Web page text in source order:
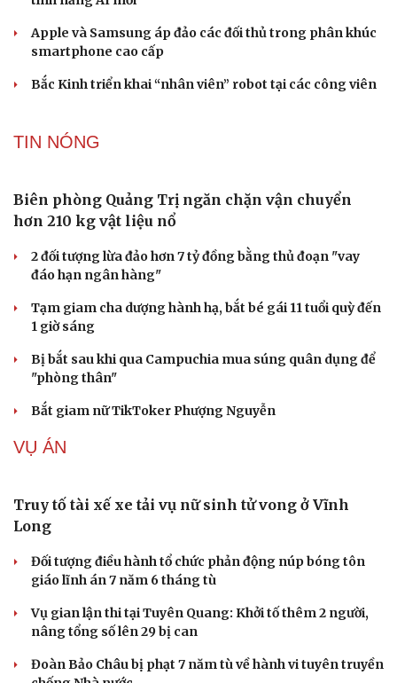
mưa lớn
TIN CÔNG NGHỆ
Microsoft tăng tốc đầu tư hạ tầng AI tại Ấn Độ
tính năng AI mới
Apple và Samsung áp đảo các đối thủ trong phân khúc
Bắc Kinh triển khai “nhân viên” robot tại các công viên
TIN NÓNG
Biên phòng Quảng Trị ngăn chặn vận chuyển
hơn 210 kg vật liệu nổ
2 đối tượng lừa đảo hơn 7 tỷ đồng bằng thủ đoạn "vay
Tạm giam cha dượng hành hạ, bắt bé gái 11 tuổi quỳ đến
1 giờ sáng
Bị bắt sau khi qua Campuchia mua súng quân dụng để
"phòng thân"
VỤ ÁN